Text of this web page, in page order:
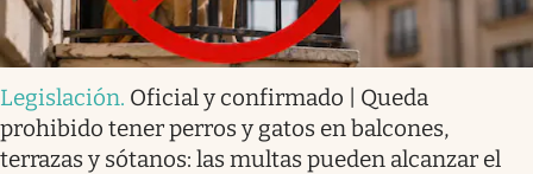
Legislación. Oficial y confirmado | Queda
prohibido tener perros y gatos en balcones,
terrazas y sótanos: las multas pueden alcanzar el